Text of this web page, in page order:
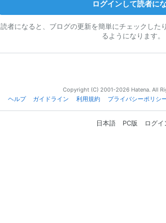
ログインして読者に
読者になると、ブログの更新を簡単にチェックした
るようになります。
Copyright (C) 2001-2026 Hatena. All
ヘルプ
ガイドライン 利用規約 プライバシーポリシ
日本語 PC版 ログイ